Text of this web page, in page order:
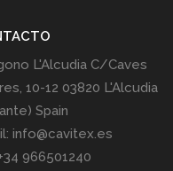
L'Alcudia C/Caves
10-12 03820 L'Alcudia
Spain
info@cavitex.es
966501240